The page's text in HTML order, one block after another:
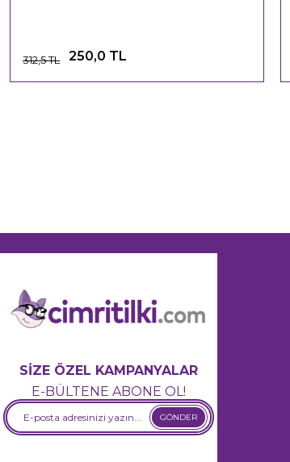
250,0 TL
312,5 TL
SİZE ÖZEL KAMPANYALAR
E-BÜLTENE ABONE OL!
GÖNDER